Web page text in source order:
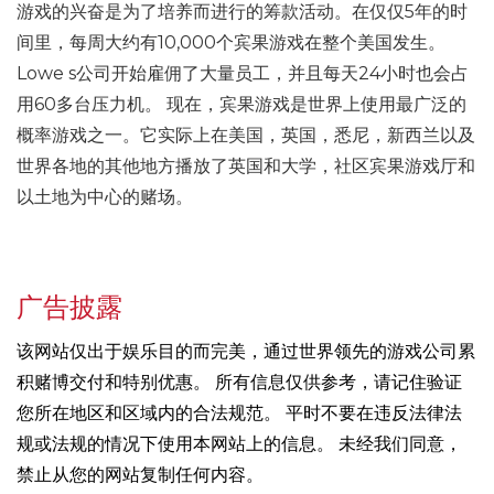
游戏的兴奋是为了培养而进行的筹款活动。在仅仅5年的时
间里，每周大约有10,000个宾果游戏在整个美国发生。
Lowe s公司开始雇佣了大量员工，并且每天24小时也会占
用60多台压力机。 现在，宾果游戏是世界上使用最广泛的
概率游戏之一。它实际上在美国，英国，悉尼，新西兰以及
世界各地的其他地方播放了英国和大学，社区宾果游戏厅和
以土地为中心的赌场。
广告披露
该网站仅出于娱乐目的而完美，通过世界领先的游戏公司累
积赌博交付和特别优惠。 所有信息仅供参考，请记住验证
您所在地区和区域内的合法规范。 平时不要在违反法律法
规或法规的情况下使用本网站上的信息。 未经我们同意，
禁止从您的网站复制任何内容。